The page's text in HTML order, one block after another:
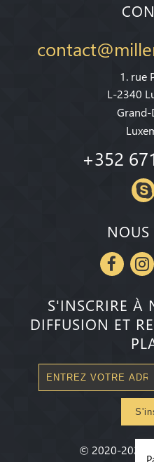
1. rue
L-2340
Grand-
+352
NOUS
S'INSCRIRE À
DIFFUSION ET
© 2020-2026